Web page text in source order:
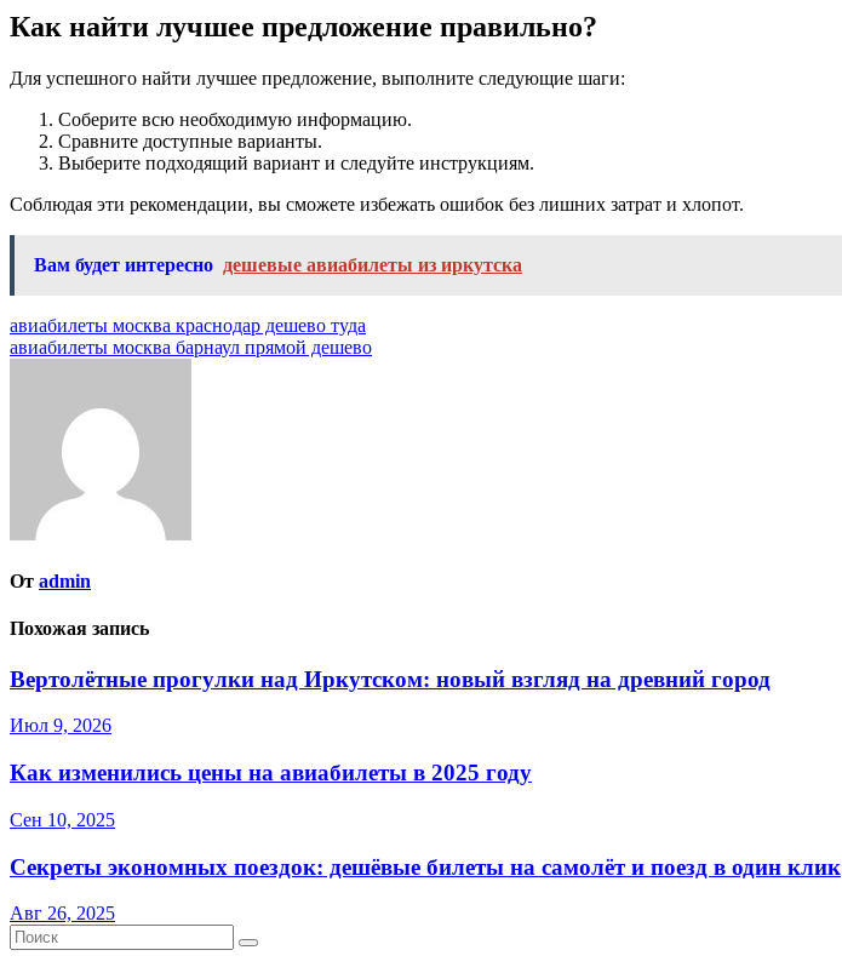
Как найти лучшее предложение правильно?
Для успешного найти лучшее предложение, выполните следующие шаги:
Соберите всю необходимую информацию.
Сравните доступные варианты.
Выберите подходящий вариант и следуйте инструкциям.
Соблюдая эти рекомендации, вы сможете избежать ошибок без лишних затрат и хлопот.
Вам будет интересно дешевые авиабилеты из иркутска
Навигация
по
авиабилеты москва краснодар дешево туда
авиабилеты москва барнаул прямой дешево
От admin
Похожая запись
Вертолётные прогулки над Иркутском: новый взгляд на древний город
Июл 9, 2026
Как изменились цены на авиабилеты в 2025 году
Сен 10, 2025
Секреты экономных поездок: дешёвые билеты на самолёт и поезд в один клик
Авг 26, 2025